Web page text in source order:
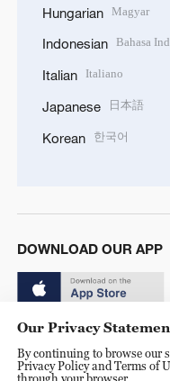
Hungarian Magyar
Indonesian Bahasa
Italian Italiano
Japanese 日本語
Korean 한국어
DOWNLOAD OUR APP
Our Privacy
By continuing to browse our
Privacy Policy and Terms of
through your browser.